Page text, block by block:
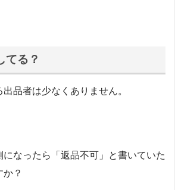
てる？
品者は少なくありません。
なったら「返品不可」と書いていた
？